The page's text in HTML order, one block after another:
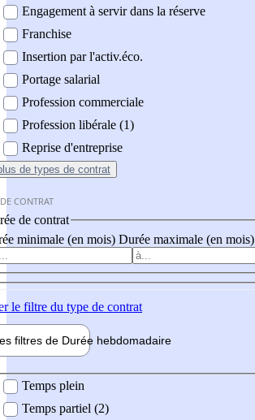
Engagement à servir dans la réserve
Franchise
Insertion par l'activ.éco.
Portage salarial
Profession commerciale
Profession libérale (1)
Reprise d'entreprise
de types de contrat
CONTRAT
de contrat
minimale (en mois) Durée maximale (en mois)
le filtre du type de contrat
filtres de Durée hebdomadaire
Temps plein
Temps partiel (2)